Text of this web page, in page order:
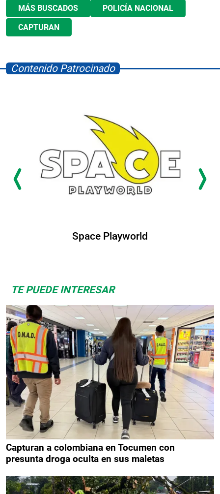
MÁS BUSCADOS POLICÍA NACIONAL
CAPTURAN
Contenido Patrocinado
TE PUEDE INTERESAR
Capturan a colombiana en Tocumen con
presunta droga oculta en sus maletas